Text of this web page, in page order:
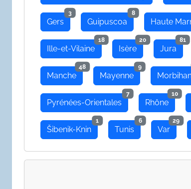
Gers
3
Guipuscoa
8
Haute
Ille-et-Vilaine
18
Isère
20
Jura
81
Manche
48
Mayenne
9
Pyrénées-Orientales
7
Rhône
10
Šibenik-Knin
1
Tunis
6
Var
29